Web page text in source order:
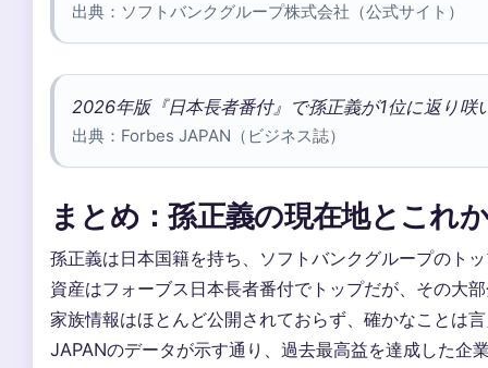
出典：ソフトバンクグループ株式会社（公式サイト）
2026年版『日本長者番付』で孫正義が1位に返り咲
出典：Forbes JAPAN（ビジネス誌）
まとめ：孫正義の現在地とこれ
孫正義は日本国籍を持ち、ソフトバンクグループのト
資産はフォーブス日本長者番付でトップだが、その大
家族情報はほとんど公開されておらず、確かなことは
JAPANのデータが示す通り、過去最高益を達成した企